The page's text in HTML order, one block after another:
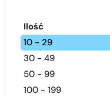
Ilość
10 - 29
30 - 49
50 - 99
100 - 199